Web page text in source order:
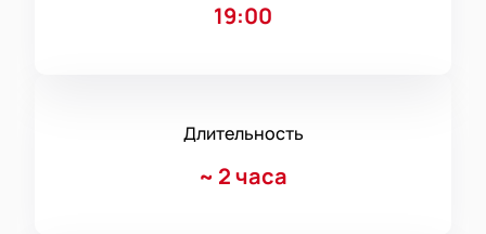
19:00
Длительность
~ 2 часа